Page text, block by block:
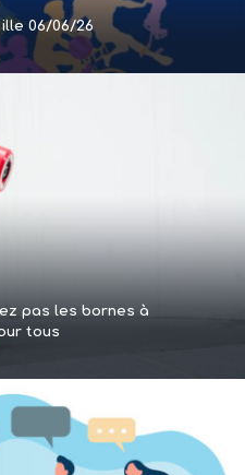
06/06/26
pas les bornes à
tous